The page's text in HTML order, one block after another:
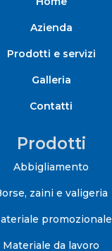
Azienda
Prodotti e servizi
Galleria
Contatti
Prodotti
Abbigliamento
zaini e valigeria
promozionale
Materiale da lavoro